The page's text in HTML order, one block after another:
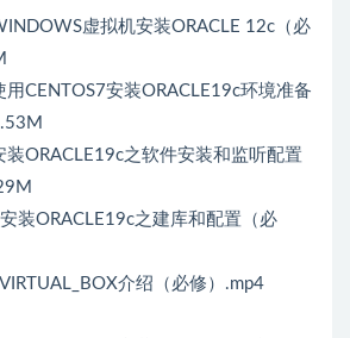
虚拟机安装ORACLE 12c（必
CENTOS7安装ORACLE19c环境准备
ORACLE19c之软件安装和监听配置
装ORACLE19c之建库和配置（必
介绍（必修）.mp4